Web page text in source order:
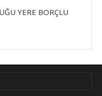
YERE BORÇLU